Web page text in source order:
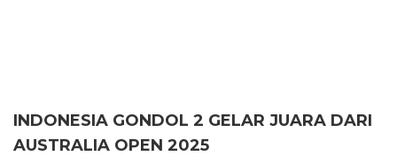
INDONESIA GONDOL 2 GELAR JUARA DARI
AUSTRALIA OPEN 2025